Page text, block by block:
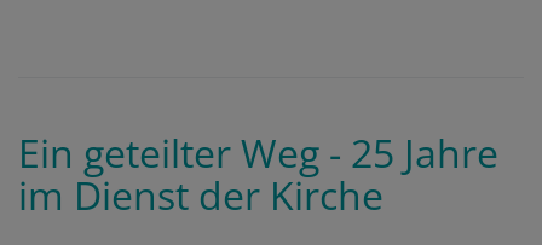
Ein geteilter Weg - 25 Jahre
im Dienst der Kirche